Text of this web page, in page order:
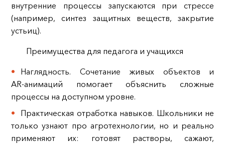
внутренние процессы запускаются при стрессе
(например, синтез защитных веществ, закрытие
устьиц).
Преимущества для педагога и учащихся
Наглядность. Сочетание живых объектов и
AR‑анимаций помогает объяснить сложные
процессы на доступном уровне.
Практическая отработка навыков. Школьники не
только узнают про агротехнологии, но и реально
применяют их: готовят растворы, сажают,